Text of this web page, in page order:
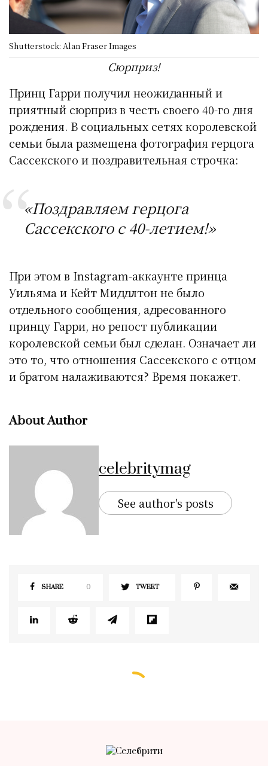
Shutterstock: Alan Fraser Images
Сюрприз!
Принц Гарри получил неожиданный и
приятный сюрприз в честь своего 40-го дня
рождения. В социальных сетях королевской
семьи была размещена фотография герцога
Сассекского и поздравительная строчка:
«Поздравляем герцога
Сассекского с 40-летием!»
При этом в Instagram-аккаунте принца
Уильяма и Кейт Миддлтон не было
отдельного сообщения, адресованного
принцу Гарри, но репост публикации
королевской семьи был сделан. Означает ли
это то, что отношения Сассекского с отцом
и братом налаживаются? Время покажет.
About Author
celebritymag
See author's posts
SHARE 0 TWEET